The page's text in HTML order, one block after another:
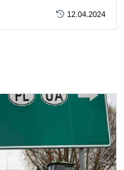
12.04.2024